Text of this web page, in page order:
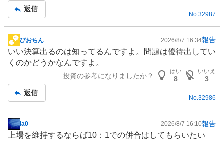
返信
No. 32987
掲
示
板
びおちん 2026/8/7 16:34報告
いい決算出るのは知ってるんですよ。問題は優待出してい
くのかどうかなんですよ。
投資の参考になりましたか？
はい
8
いいえ
3
返信
No.32986
掲
示
ia0 2026/8/7 16:10報告
上場を維持するならば10：1での併合はしてもらいたい